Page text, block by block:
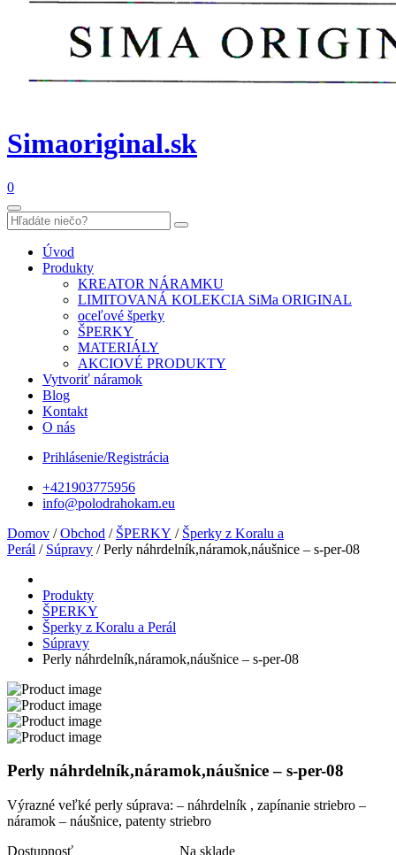
Simaoriginal.sk
0
Úvod
Produkty
KREATOR NÁRAMKU
LIMITOVANÁ KOLEKCIA SiMa ORIGINAL
oceľové šperky
ŠPERKY
MATERIÁLY
AKCIOVÉ PRODUKTY
Vytvoriť náramok
Blog
Kontakt
O nás
Prihlásenie/Registrácia
+421903775956
info@polodrahokam.eu
Domov /Obchod / ŠPERKY / Šperky z Koralu a
Perál / Súpravy / Perly náhrdelník,náramok,náušnice – s-per-08
Produkty
ŠPERKY
Šperky z Koralu a Perál
Súpravy
Perly náhrdelník,náramok,náušnice – s-per-08
Perly náhrdelník,náramok,náušnice – s-per-08
Výrazné veľké perly súprava: – náhrdelník , zapínanie striebro –
náramok – náušnice, patenty striebro
Dostupnosť
Na sklade